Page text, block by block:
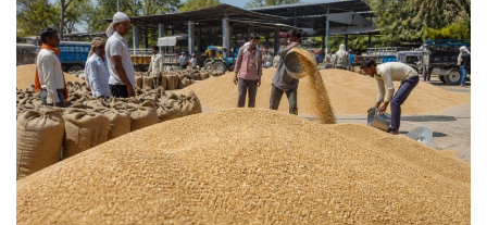
Cooperatives
International
Rural Dialogue
Ground Report